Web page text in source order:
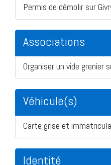
Permis de démolir sur
Associations
Organiser un vide grenier
Véhicule(s)
Carte grise et
Identité